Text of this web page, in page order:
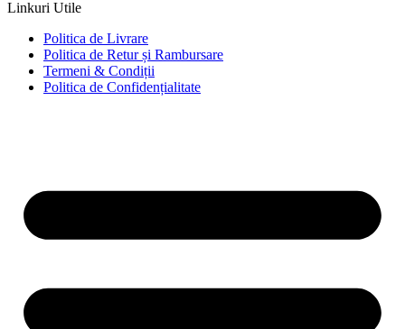
Linkuri Utile
Politica de Livrare
Politica de Retur și Rambursare
Termeni & Condiții
Politica de Confidențialitate